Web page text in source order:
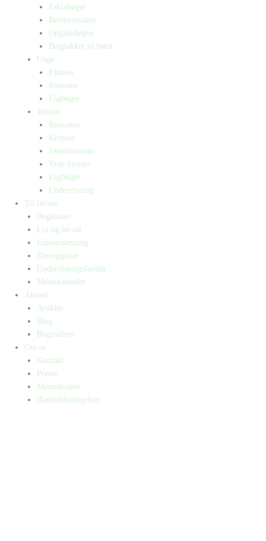
Faktabøger
Børneromaner
Opgavebøger
Bogpakker til børn
Unge
Fantasy
Romaner
Fagbøger
Voksne
Romance
Krimier
Skønlitteratur
True Stories
Fagbøger
Undervisning
Til lærere
Bogkasser
Lix og let-tal
Universlæsning
Elevopgaver
Undervisningsforløb
Messekalender
Aktuelt
Artikler
Blog
Bogtrailere
Om os
Kontakt
Presse
Manuskripter
Handelsbetingelser